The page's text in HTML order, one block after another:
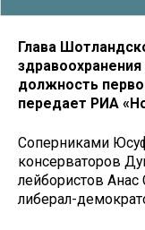
Глава
должность
передает РИА
Соперниками
консерваторов
лейбористов Анас
либерал-